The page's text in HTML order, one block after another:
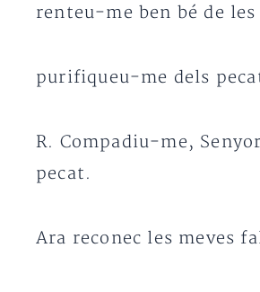
renteu-me ben bé de les
purifiqueu-me dels
R. Compadiu-me,
pecat.
Ara reconec les meves